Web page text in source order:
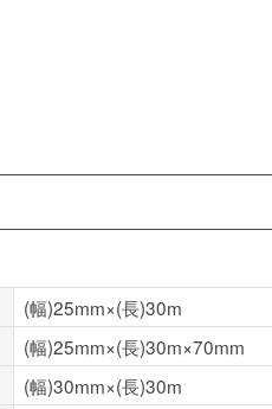
(幅)25mm×(長)30m
(幅)25mm×(長)30m×70mm
(幅)30mm×(長)30m